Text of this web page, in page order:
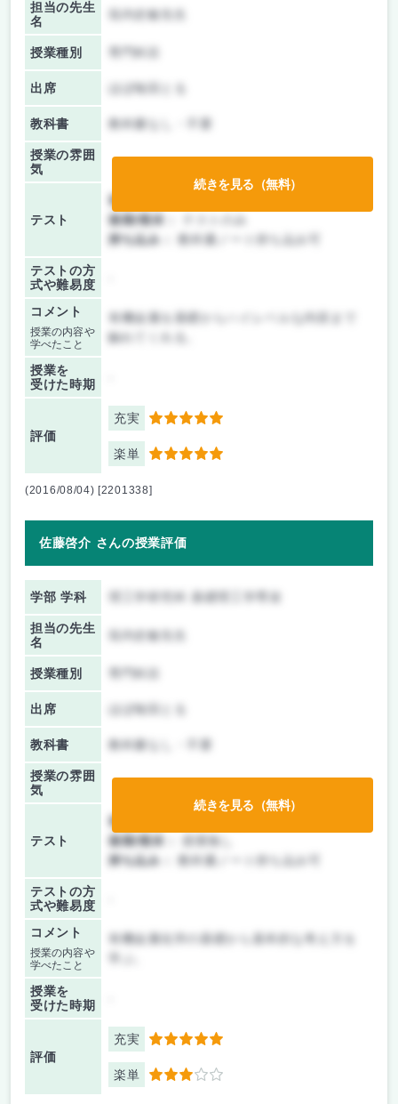
担当の先生
名
垣内史敏先生
授業種別
出席 ほぼ毎回とる
教科書 教科書なし・不要
授業の雰囲
気
テスト
前期/中間：
後期/期末：
持ち込み：
教科書ノート持ち込み可
テストの方
式や難易度
コメント
授業の内容や
学べたこと
有機金属を基礎からハイレベルな内容まで
触れてくれる。
授業を
受けた時期
評価
充実 5
楽単 5
続きを見る（無料）
(2016/08/04) [2201338]
佐藤啓介 さんの授業評価
学部 学科
担当の先生
名
垣内史敏先生
授業種別
出席 ほぼ毎回とる
教科書 教科書なし・不要
授業の雰囲
気
テスト
前期/中間：
後期/期末：
授業無し
持ち込み：
教科書ノート持ち込み可
テストの方
式や難易度
コメント
授業の内容や
学べたこと
有機金属化学の基礎から基本的な考え方を
授業を
受けた時期
評価
充実 5
楽単 3
続きを見る（無料）